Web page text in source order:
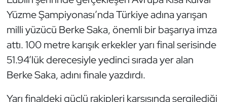
Yüzme Şampiyonası’nda Türkiye adına yarışan
milli yüzücü Berke Saka, önemli bir başarıya imza
attı. 100 metre karışık erkekler yarı final serisinde
51.94’lük derecesiyle yedinci sırada yer alan
Berke Saka, adını finale yazdırdı.
Yarı finaldeki güçlü rakipleri karşısında sergilediği
E-Spor
Eskrim
Futbol
Futsal